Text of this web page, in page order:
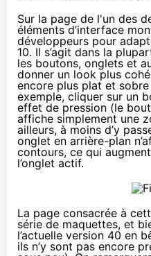
Sur la page de l'un des
éléments d’interface
développeurs pour
10. Il s’agit dans la
les boutons, onglets et
donner un look plus
encore plus plat et
exemple, cliquer sur un
effet de pression (le
affiche simplement une
ailleurs, à moins d’y
onglet en arrière-plan
contours, ce qui
l’onglet actif.
La page consacrée à
série de maquettes, et
l’actuelle version 40 en
ils n’y sont pas encore